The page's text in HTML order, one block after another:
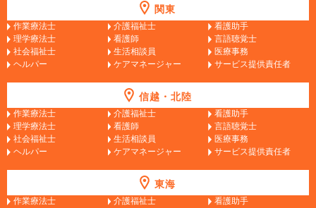
関東
作業療法士 介護福祉士
看護助手
理学療法士
看護師
言語聴覚士
社会福祉士
生活相談員
医療事務
ヘルパー
ケアマネージャー サービス提供責任者
信越・北陸
作業療法士 介護福祉士
看護助手
理学療法士
看護師
言語聴覚士
社会福祉士
生活相談員
医療事務
ヘルパー
ケアマネージャー サービス提供責任者
東海
作業療法士 介護福祉士
看護助手